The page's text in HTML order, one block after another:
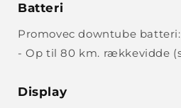
Batteri
Promovec downtube batteri:
- Op til 80 km. rækkevidde
Display